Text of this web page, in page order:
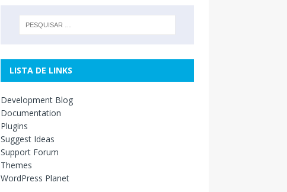
LISTA DE LINKS
Development Blog
Documentation
Plugins
Suggest Ideas
Support Forum
Themes
WordPress Planet